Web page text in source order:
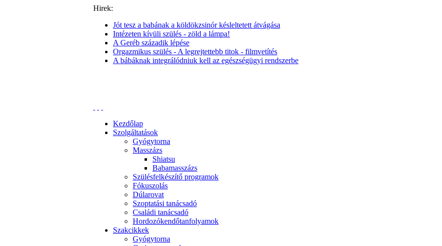
Hirek:
Jót tesz a babának a köldökzsinór késleltetett átvágása
Intézeten kívüli szülés - zöld a lámpa!
A Geréb századik lépése
Orgazmikus szülés - A legrejtettebb titok - filmvetítés
A bábáknak integrálódniuk kell az egészségügyi rendszerbe
Kezdőlap
Szolgáltatások
Gyógytorna
Masszázs
Shiatsu
Babamasszázs
Szülésfelkészítő programok
Fókuszolás
Dúlarovat
Szoptatási tanácsadó
Családi tanácsadó
Hordozókendőtanfolyamok
Szakcikkek
Gyógytorna